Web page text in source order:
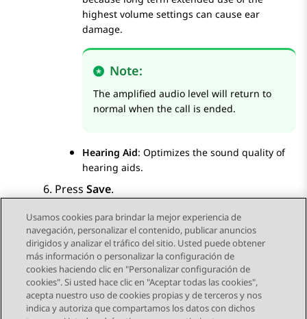
highest volume settings can cause ear
damage.
Note:
The amplified audio level will return to
normal when the call is ended.
Hearing Aid: Optimizes the sound quality of
hearing aids.
Press Save.
Send Feedback
Usamos cookies para brindar la mejor experiencia de
navegación, personalizar el contenido, publicar anuncios
dirigidos y analizar el tráfico del sitio. Usted puede obtener
más información o personalizar la configuración de
cookies haciendo clic en "Personalizar configuración de
cookies". Si usted hace clic en "Aceptar todas las cookies",
acepta nuestro uso de cookies propias y de terceros y nos
indica y autoriza que compartamos los datos con dichos